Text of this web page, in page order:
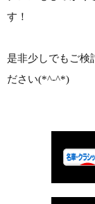
す！
是非少しでもご検
ださい(*^-^*)